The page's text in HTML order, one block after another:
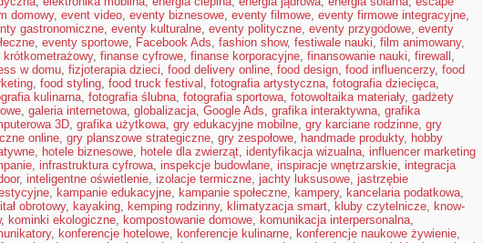
domowy, event video, eventy biznesowe, eventy filmowe, eventy firmowe integracyjne,
gastronomiczne, eventy kulturalne, eventy polityczne, eventy przygodowe, eventy
, eventy sportowe, Facebook Ads, fashion show, festiwale nauki, film animowany,
krótkometrażowy, finanse cyfrowe, finanse korporacyjne, finansowanie nauki, firewall ,
w domu, fizjoterapia dzieci, food delivery online, food design, food influencerzy, food
, food styling, food truck festival , fotografia artystyczna, fotografia dziecięca,
kulinarna, fotografia ślubna, fotografia sportowa, fotowoltaika materiały, gadżety
, galeria internetowa, globalizacja, Google Ads, grafika interaktywna, grafika
3D, grafika użytkowa, gry edukacyjne mobilne, gry karciane rodzinne, gry
online, gry planszowe strategiczne, gry zespołowe, handmade produkty, hobby
, hotele biznesowe, hotele dla zwierząt, identyfikacja wizualna, influencer marketing
, infrastruktura cyfrowa, inspekcje budowlane, inspiracje wnętrzarskie, integracja
, inteligentne oświetlenie, izolacje termiczne, jachty luksusowe, jastrzębie
, kampanie edukacyjne, kampanie społeczne, kampery, kancelaria podatkowa,
obrotowy, kayaking, kemping rodzinny, klimatyzacja smart, kluby czytelnicze, know-
, kominki ekologiczne, kompostowanie domowe, komunikacja interpersonalna,
, konferencje hotelowe, konferencje kulinarne, konferencje naukowe żywienie,